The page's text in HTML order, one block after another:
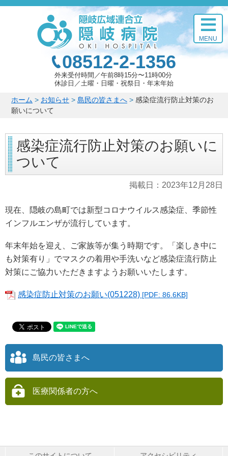
このページの本文へ
08512-2-1356
外来受付時間
午前8時15分〜11時00分
休診日
土曜・日曜・祝祭日・年末年始
MENU
こ
の
ー
ジ
の
位
置:
ホーム > お知らせ > 島民の皆さまへ > 感染症流行防止対策のお
願いについて
感染症流行防止対策のお願いに
ついて
掲載日： 2023年12月28日
現在、隠岐の島町では新型コロナウイルス感染症、季節性
インフルエンザが流行しています。
年末年始を迎え、ご家族等が集う時期です。「楽しき中に
も対策有り」でマスクの着用や手洗いなど感染症流行防止
対策にご協力いただきますようお願いいたします。
感染症防止対策のお願い(051228) [PDF: 86.6KB]
島民の皆さまへ
医療関係者の方へ